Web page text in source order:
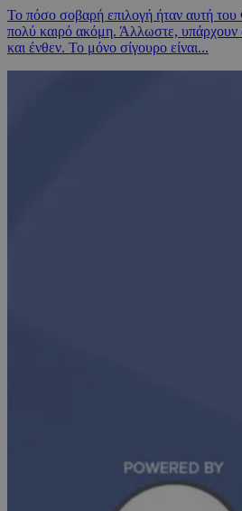
Το πόσο σοβαρή επιλογή ήταν αυτή του
πολύ καιρό ακόμη. Άλλωστε, υπάρχουν
και ένθεν. Το μόνο σίγουρο είναι...